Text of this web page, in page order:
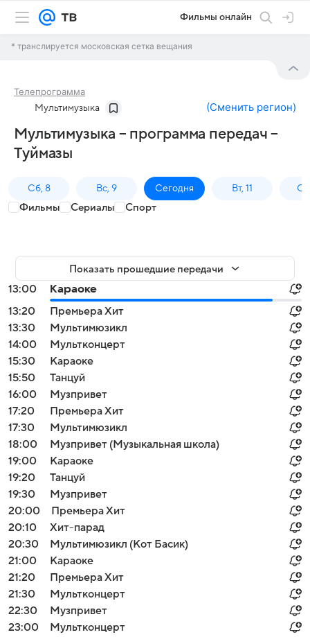
Фильмы онлайн
* транслируется московская сетка вещания
Телепрограмма
Мультимузыка (Сменить регион)
Мультимузыка – программа передач –
Туймазы
Сб, 8 Вс, 9 Сегодня Вт, 11
Фильмы Сериалы Спорт
Показать прошедшие передачи
13:00
Караоке
13:20
Премьера Хит
13:30
Мультимюзикл
14:00
Мультконцерт
15:30
Караоке
15:50
Танцуй
16:00
Музпривет
17:20
Премьера Хит
17:30
Мультимюзикл
18:00
Музпривет (Музыкальная школа)
19:00
Караоке
19:20
Танцуй
19:30
Музпривет
20:00
Премьера Хит
20:10
Хит-парад
20:30
Мультимюзикл (Кот Басик)
21:00
Караоке
21:20
Премьера Хит
21:30
Мультконцерт
22:30
Музпривет
23:00
Мультконцерт